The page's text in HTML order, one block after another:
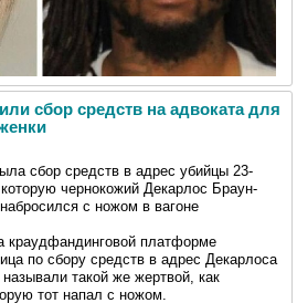
сбор средств на адвоката для
сбор средств в адрес убийцы 23-
чернокожий Декарлос Браун-
с ножом в вагоне
краудфандинговой платформе
по сбору средств в адрес Декарлоса
такой же жертвой, как
тот напал с ножом.